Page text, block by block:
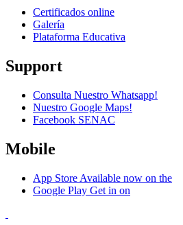
Certificados online
Galería
Plataforma Educativa
Support
Consulta Nuestro Whatsapp!
Nuestro Google Maps!
Facebook SENAC
Mobile
App Store Available now on the
Google Play Get in on